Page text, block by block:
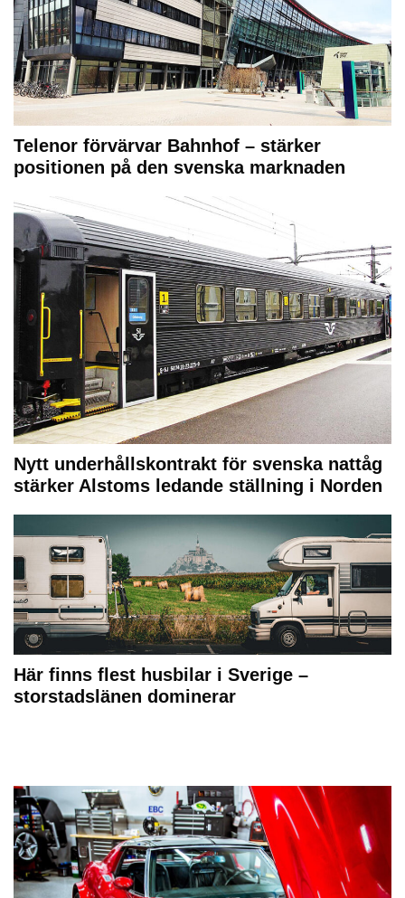
Telenor förvärvar Bahnhof – stärker
positionen på den svenska marknaden
Nytt underhållskontrakt för svenska nattåg
stärker Alstoms ledande ställning i Norden
Här finns flest husbilar i Sverige –
storstadslänen dominerar